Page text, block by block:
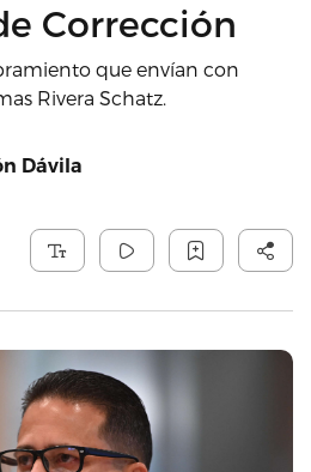
Corrección
que envían con
Rivera Schatz.
Dávila